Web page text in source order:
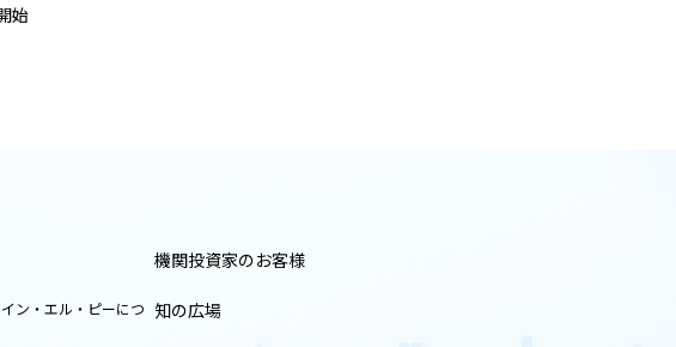
始
ン・エル・ピーにつ
機関投資家のお客様
知の広場